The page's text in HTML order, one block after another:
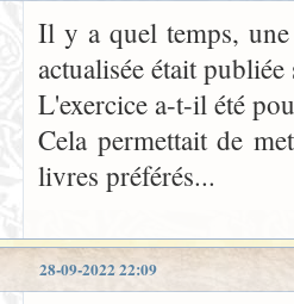
Il y a quel temps,
actualisée était
L'exercice a-t-il été
Cela permettait de
livres préférés...
28-09-2022 22:09